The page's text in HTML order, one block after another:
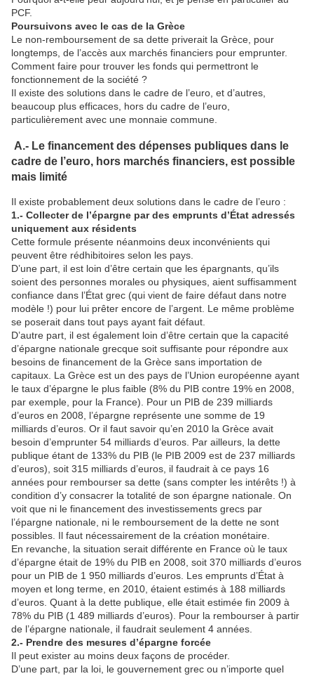
PCF.
Poursuivons avec le cas de la Grèce
Le non-remboursement de sa dette priverait la Grèce, pour
longtemps, de l’accès aux marchés financiers pour emprunter.
Comment faire pour trouver les fonds qui permettront le
fonctionnement de la société ?
Il existe des solutions dans le cadre de l’euro, et d’autres,
beaucoup plus efficaces, hors du cadre de l’euro,
particulièrement avec une monnaie commune.
A.- Le financement des dépenses publiques dans le
cadre de l’euro, hors marchés financiers, est possible
mais limité
Il existe probablement deux solutions dans le cadre de l’euro :
1.- Collecter de l’épargne par des emprunts d’État adressés
uniquement aux résidents
Cette formule présente néanmoins deux inconvénients qui
peuvent être rédhibitoires selon les pays.
D’une part, il est loin d’être certain que les épargnants, qu’ils
soient des personnes morales ou physiques, aient suffisamment
confiance dans l’État grec (qui vient de faire défaut dans notre
modèle !) pour lui prêter encore de l’argent. Le même problème
se poserait dans tout pays ayant fait défaut.
D’autre part, il est également loin d’être certain que la capacité
d’épargne nationale grecque soit suffisante pour répondre aux
besoins de financement de la Grèce sans importation de
capitaux. La Grèce est un des pays de l’Union européenne ayant
le taux d’épargne le plus faible (8% du PIB contre 19% en 2008,
par exemple, pour la France). Pour un PIB de 239 milliards
d’euros en 2008, l’épargne représente une somme de 19
milliards d’euros. Or il faut savoir qu’en 2010 la Grèce avait
besoin d’emprunter 54 milliards d’euros. Par ailleurs, la dette
publique étant de 133% du PIB (le PIB 2009 est de 237 milliards
d’euros), soit 315 milliards d’euros, il faudrait à ce pays 16
années pour rembourser sa dette (sans compter les intérêts !) à
condition d’y consacrer la totalité de son épargne nationale. On
voit que ni le financement des investissements grecs par
l’épargne nationale, ni le remboursement de la dette ne sont
possibles. Il faut nécessairement de la création monétaire.
En revanche, la situation serait différente en France où le taux
d’épargne était de 19% du PIB en 2008, soit 370 milliards d’euros
pour un PIB de 1 950 milliards d’euros. Les emprunts d’État à
moyen et long terme, en 2010, étaient estimés à 188 milliards
d’euros. Quant à la dette publique, elle était estimée fin 2009 à
78% du PIB (1 489 milliards d’euros). Pour la rembourser à partir
de l’épargne nationale, il faudrait seulement 4 années.
2.- Prendre des mesures d’épargne forcée
Il peut exister au moins deux façons de procéder.
D’une part, par la loi, le gouvernement grec ou n’importe quel